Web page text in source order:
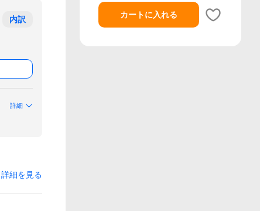
内訳
詳細
詳細を見る
カートに入れる